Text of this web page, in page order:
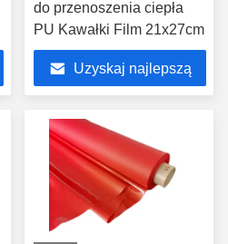
do przenoszenia ciepła
PU Kawałki Film 21x27cm
Uzyskaj najlepszą